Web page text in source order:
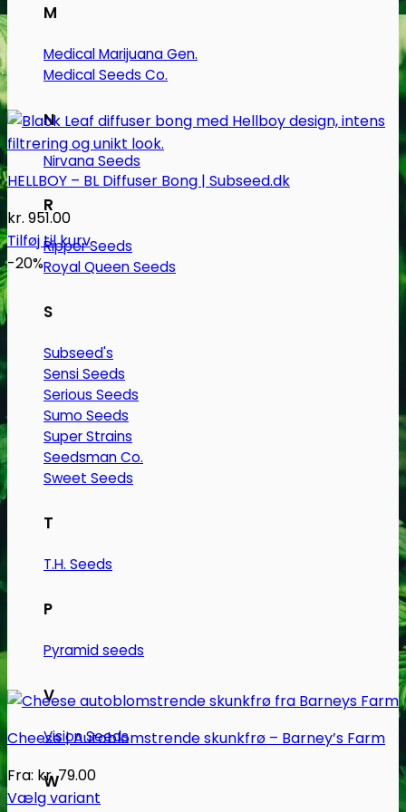
M
Medical Marijuana Gen.
Medical Seeds Co.
N
Nirvana Seeds
R
Ripper Seeds
Royal Queen Seeds
S
Subseed's
Sensi Seeds
Serious Seeds
Sumo Seeds
Super Strains
Seedsman Co.
Sweet Seeds
T
T.H. Seeds
P
Pyramid seeds
V
Vision Seeds
W
HELLBOY – BL Diffuser Bong | Subseed.dk
kr. 951.00
Tilføj til kurv
-20%
Cheese | Autoblomstrende skunkfrø – Barney’s Farm
Fra: kr.79.00
Vælg variant